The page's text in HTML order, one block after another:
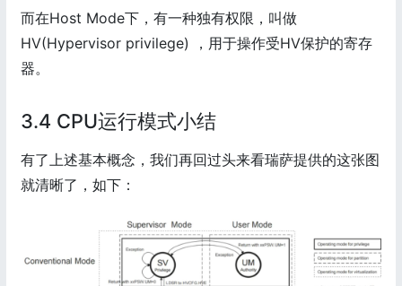
而在Host Mode下，有一种独有权限，叫做
HV(Hypervisor privilege) ，用于操作受HV保护的寄存
器。
3.4 CPU运行模式小结
有了上述基本概念，我们再回过头来看瑞萨提供的这张图
就清晰了，如下：